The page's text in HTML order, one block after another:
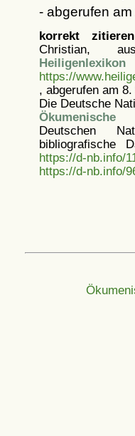
- abgerufen
korrekt
Christian,
Heiligenlexikon
https://
, abgerufen am
Die Deutsche
Ökumenische
Deutschen
bibliografische
https://d-nb.info/
https://d-nb.info/